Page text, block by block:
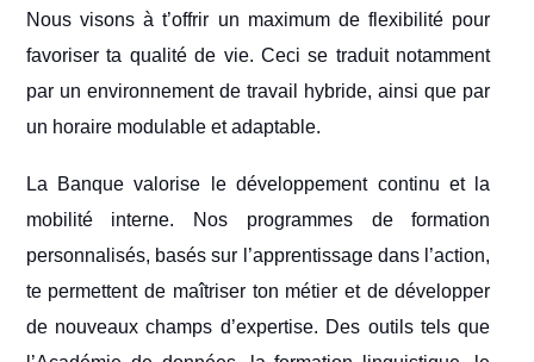
Nous visons à t’offrir un maximum de flexibilité pour
favoriser ta qualité de vie. Ceci se traduit notamment
par un environnement de travail hybride, ainsi que par
un horaire modulable et adaptable.
La Banque valorise le développement continu et la
mobilité interne. Nos programmes de formation
personnalisés, basés sur l’apprentissage dans l’action,
te permettent de maîtriser ton métier et de développer
de nouveaux champs d’expertise. Des outils tels que